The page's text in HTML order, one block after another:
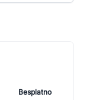
Besplatno